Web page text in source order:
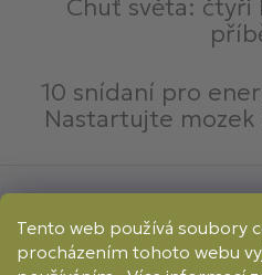
Tento web používá soubory
procházením tohoto webu
Chuť světa: čtyři
10 snídaní pro
Nastartujte
Online
Způsoby